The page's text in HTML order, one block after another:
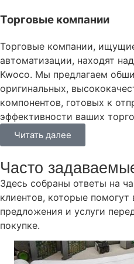
Торговые компании
Торговые компании,
автоматизации, находят
Kwoco. Мы предлагаем
оригинальных,
компонентов, готовых к
эффективности ваших
Читать далее
Часто
Здесь собраны ответы на
клиентов, которые
предложения и услуги
покупке.